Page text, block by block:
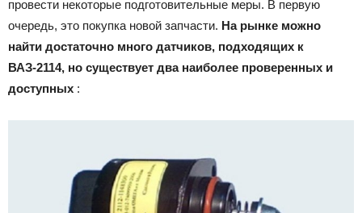
провести некоторые подготовительные меры. В первую
очередь, это покупка новой запчасти. На рынке можно
найти достаточно много датчиков, подходящих к
ВАЗ-2114, но существует два наиболее проверенных и
доступных :